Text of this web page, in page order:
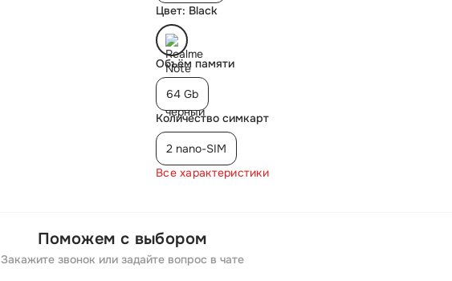
Цвет: Black
Объём памяти
64 Gb
Количество симкарт
2 nano-SIM
Все характеристики
Поможем с выбором
Закажите звонок или задайте вопрос в чате